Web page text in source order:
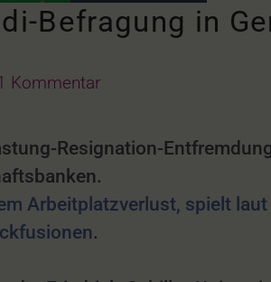
Befragung in
Kommentar
Resignation-
Arbeitplatzverlust, spielt
.